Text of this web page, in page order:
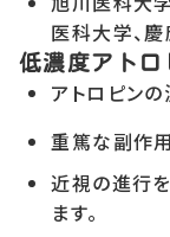
医科大学、
低濃度アトロ
アトロピン
重篤な副作
近視の進行
ます。